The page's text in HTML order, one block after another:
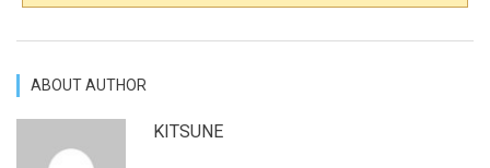
ABOUT AUTHOR
KITSUNE